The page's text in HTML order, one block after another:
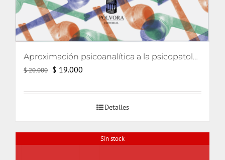
Aproximación psicoanalítica a la psicopatología (Curso de psicología 2006)
$20.000 El
original
$ 19.000
actual
Detalles
Sin stock